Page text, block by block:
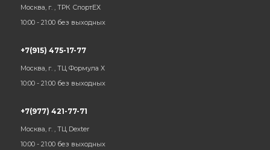
Москва, г. , ТРК СпортЕХ
10:00 - 21:00 без выходных
+7(915) 475-17-77
Москва, г. , ТЦ Формула Х
10:00 - 21:00 без выходных
+7(977) 421-77-71
Москва, г. , ТЦ Dexter
10:00 - 21:00 без выходных